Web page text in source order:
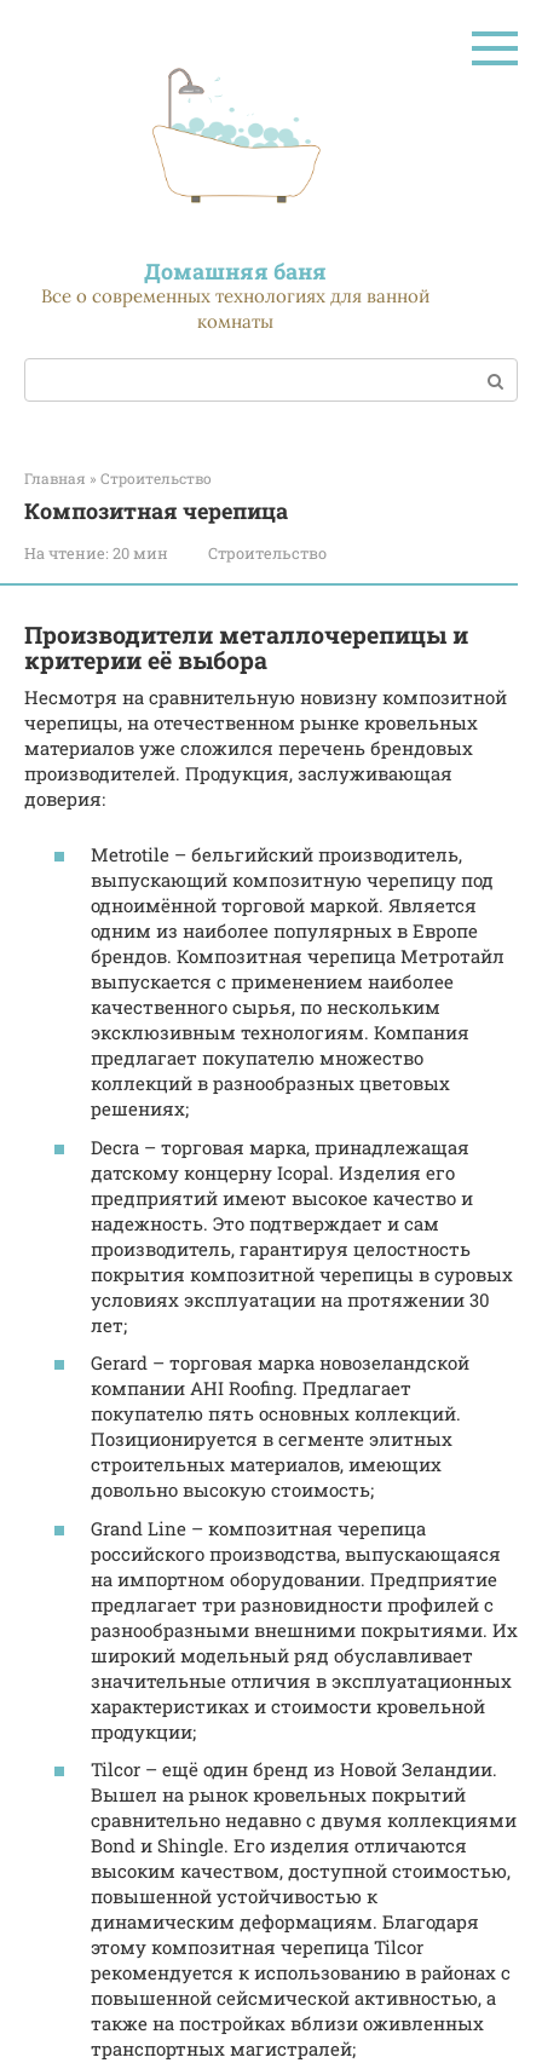
Домашняя баня
Все о современных технологиях для ванной
комнаты
Поиск:
Главная » Строительство
Композитная черепица
На чтение: 20 мин Строительство
Производители металлочерепицы и
критерии её выбора
Несмотря на сравнительную новизну композитной
черепицы, на отечественном рынке кровельных
материалов уже сложился перечень брендовых
производителей. Продукция, заслуживающая
доверия:
Metrotile – бельгийский производитель,
выпускающий композитную черепицу под
одноимённой торговой маркой. Является
одним из наиболее популярных в Европе
брендов. Композитная черепица Метротайл
выпускается с применением наиболее
качественного сырья, по нескольким
эксклюзивным технологиям. Компания
предлагает покупателю множество
коллекций в разнообразных цветовых
решениях;
Decra – торговая марка, принадлежащая
датскому концерну Icopal. Изделия его
предприятий имеют высокое качество и
надежность. Это подтверждает и сам
производитель, гарантируя целостность
покрытия композитной черепицы в суровых
условиях эксплуатации на протяжении 30
лет;
Gerard – торговая марка новозеландской
компании AHI Roofing. Предлагает
покупателю пять основных коллекций.
Позиционируется в сегменте элитных
строительных материалов, имеющих
довольно высокую стоимость;
Grand Line – композитная черепица
российского производства, выпускающаяся
на импортном оборудовании. Предприятие
предлагает три разновидности профилей с
разнообразными внешними покрытиями. Их
широкий модельный ряд обуславливает
значительные отличия в эксплуатационных
характеристиках и стоимости кровельной
продукции;
Tilcor – ещё один бренд из Новой Зеландии.
Вышел на рынок кровельных покрытий
сравнительно недавно с двумя коллекциями
Bond и Shingle. Его изделия отличаются
высоким качеством, доступной стоимостью,
повышенной устойчивостью к
динамическим деформациям. Благодаря
этому композитная черепица Tilcor
рекомендуется к использованию в районах с
повышенной сейсмической активностью, а
также на постройках вблизи оживленных
транспортных магистралей;